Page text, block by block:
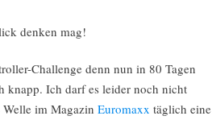
denken mag!
Challenge denn nun in 80 Tagen
knapp. Ich darf es leider noch nicht
im Magazin Euromaxx täglich eine